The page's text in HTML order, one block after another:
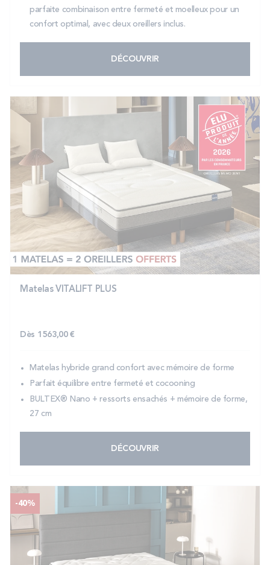
parfaite combinaison entre fermeté et moelleux pour un
confort optimal, avec deux oreillers inclus.
DÉCOUVRIR
Matelas VITALIFT PLUS
Dès 1 563,00 €
Matelas hybride grand confort avec mémoire de forme
Parfait équilibre entre fermeté et cocooning
BULTEX® Nano + ressorts ensachés + mémoire de forme,
27 cm
DÉCOUVRIR
-40%